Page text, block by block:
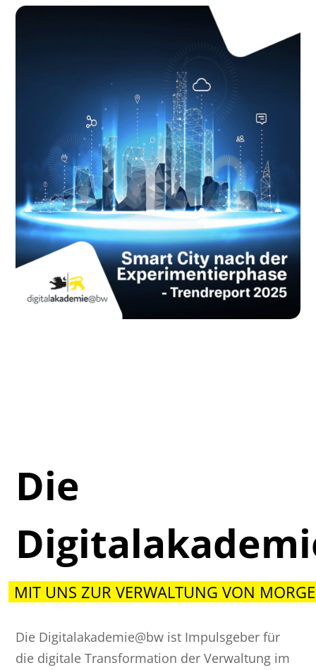
Die
MIT UNS ZUR VERWALTUNG VON
Die Digitalakademie@bw ist Impulsgeber für
die digitale Transformation der Verwaltung im